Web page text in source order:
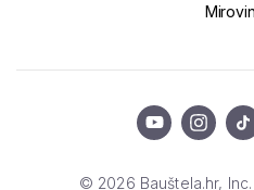
© 2026 Bauštela.hr,